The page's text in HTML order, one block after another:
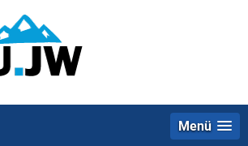
Menü